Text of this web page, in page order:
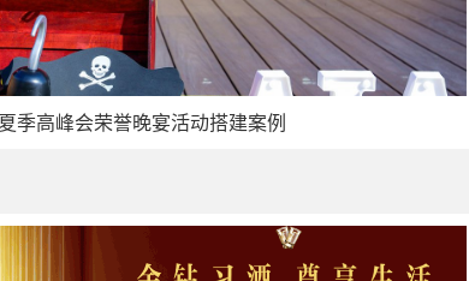
季高峰会荣誉晚宴活动搭建案例